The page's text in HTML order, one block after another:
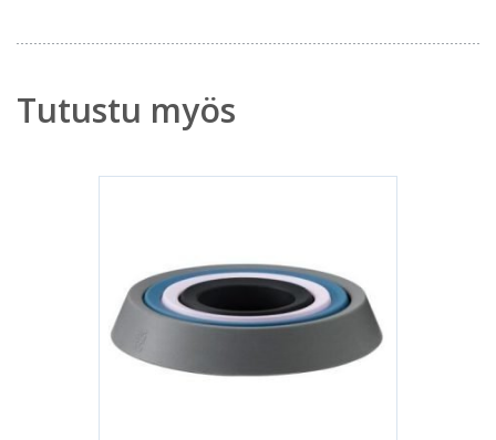
Tutustu myös